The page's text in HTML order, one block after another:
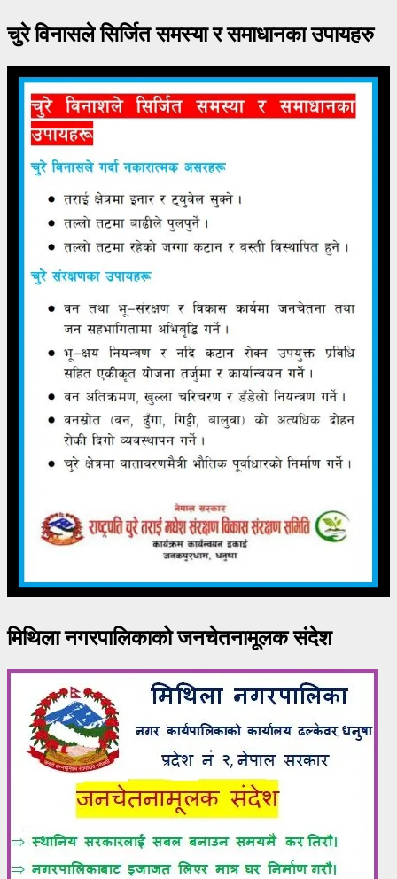
चुरे विनासले सिर्जित समस्या र समाधानका उपायहरु
मिथिला नगरपालिकाको जनचेतनामूलक संदेश